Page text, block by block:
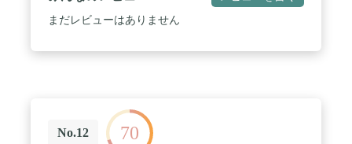
まだレビューはありません
No.12 70